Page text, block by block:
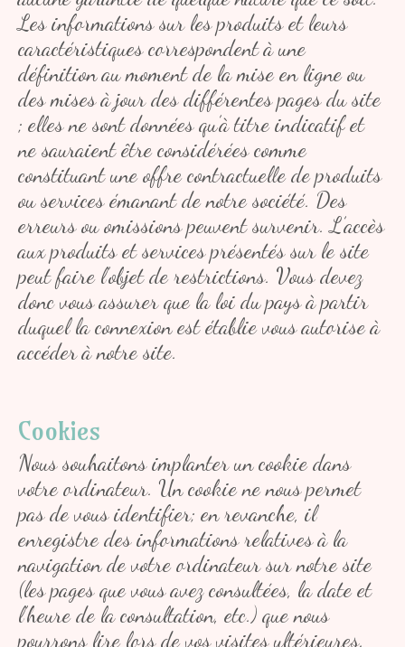
Les informations sur les produits et leurs
caractéristiques correspondent à une
définition au moment de la mise en ligne ou
des mises à jour des différentes pages du site
; elles ne sont données qu’à titre indicatif et
ne sauraient être considérées comme
constituant une offre contractuelle de produits
ou services émanant de notre société. Des
erreurs ou omissions peuvent survenir. L’accès
aux produits et services présentés sur le site
peut faire l’objet de restrictions. Vous devez
donc vous assurer que la loi du pays à partir
duquel la connexion est établie vous autorise à
accéder à notre site.
Cookies
Nous souhaitons implanter un cookie dans
votre ordinateur. Un cookie ne nous permet
pas de vous identifier; en revanche, il
enregistre des informations relatives à la
navigation de votre ordinateur sur notre site
(les pages que vous avez consultées, la date et
l’heure de la consultation, etc.) que nous
pourrons lire lors de vos visites ultérieures.